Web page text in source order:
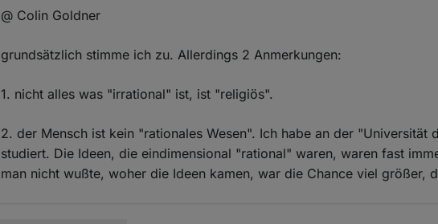
@ Colin Goldner
grundsätzlich stimme ich zu. Allerdings 2 Anmerkungen:
1. nicht alles was "irrational" ist, ist "religiös".
2. der Mensch ist kein "rationales Wesen". Ich habe an der "Universität
studiert. Die Ideen, die eindimensional "rational" waren, waren fast
man nicht wußte, woher die Ideen kamen, war die Chance viel größer,